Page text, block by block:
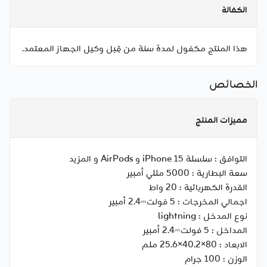
الكفالة
هذا المنتج مكفول لمدة سنة من قِبل وكيل الجهاز المعتمد.
الخصائص
مميزات المنتج
التوافق :سلسلة iPhone 15 و AirPods و المزيد
سعة البطارية : 5000 مللي أمبير
القدرة الكهربائية : 20 واط
اجمالي المخرجات : 5 فولت⎓2.4 أمبير
نوع المدخل :lightning
المداخل : 5 فولت⎓2.4 أمبير
الابعاد : 80×40.2×25.6 ملم
الوزن : 100 جرام